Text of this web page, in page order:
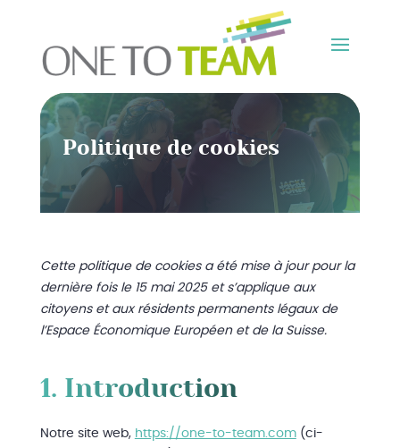
Politique de cookies
Cette politique de cookies a été mise à jour pour la
dernière fois le 15 mai 2025 et s’applique aux
citoyens et aux résidents permanents légaux de
l’Espace Économique Européen et de la Suisse.
1. Introduction
Notre site web, https://one-to-team.com(ci-